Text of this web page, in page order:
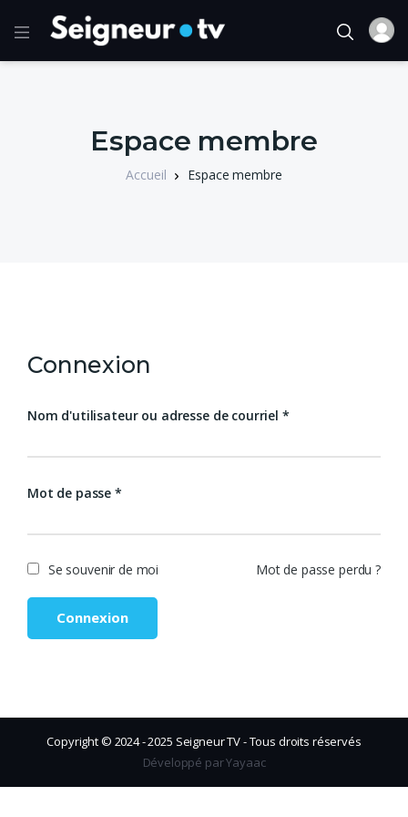
Espace membre
Accueil Espace membre
Connexion
Nom d'utilisateur ou adresse de courriel *
Mot de passe*
Connexion
Se souvenir de moi Mot de passe perdu ?
Copyright © 2024 - 2025 Seigneur TV - Tous droits réservés
Développé par Yayaac